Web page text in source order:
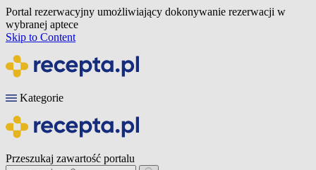
Portal rezerwacyjny umożliwiający dokonywanie rezerwacji w
wybranej aptece
Skip to Content
Kategorie
Przeszukaj zawartość portalu